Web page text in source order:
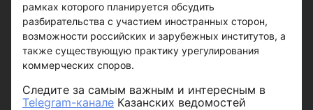
рамках которого планируется обсудить
разбирательства с участием иностранных сторон,
возможности российских и зарубежных институтов, а
также существующую практику урегулирования
коммерческих споров.
Следите за самым важным и интересным в
Telegram-канале Казанских ведомостей